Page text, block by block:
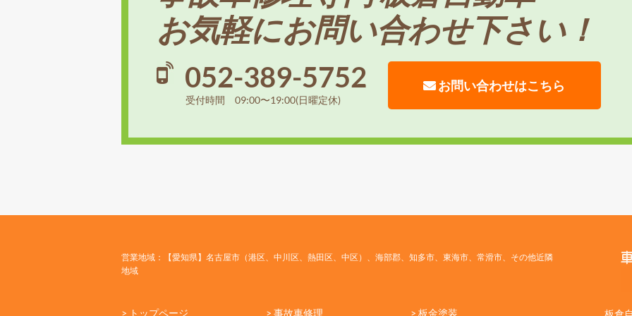
お気軽にお問い合わせ下さい！
052-389-5752
受付時間 09:00〜19:00(日曜定休)
お問い合わせはこちら
営業地域：【愛知県】名古屋市（港区、中川区、熱田区、中区）、海部郡、知多市、東海市、常滑市、その他近隣
地域
> トップページ > 事故車修理 > 板金塗装 板倉